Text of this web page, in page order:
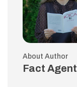
About Author
Fact Agent